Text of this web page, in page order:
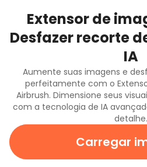
Extensor de
Desfazer recorte
IA
Aumente suas imagens e
perfeitamente com o
Airbrush. Dimensione seus
com a tecnologia de IA
detalhe.
Carregar